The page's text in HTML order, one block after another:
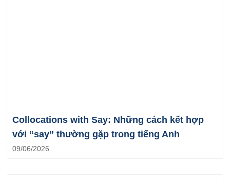
Collocations with Say: Những cách kết hợp
với “say” thường gặp trong tiếng Anh
09/06/2026